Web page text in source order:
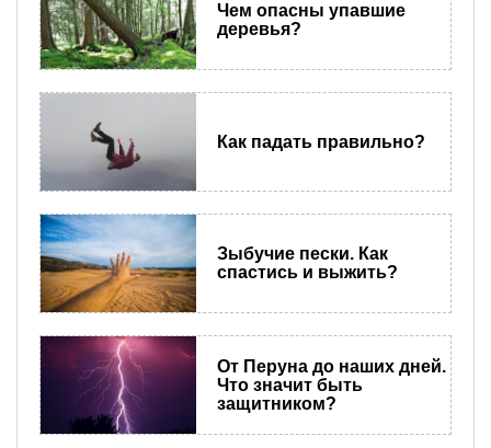
Чем опасны упавшие
деревья?
Как падать правильно?
Зыбучие пески. Как
спастись и выжить?
От Перуна до наших дней.
Что значит быть
защитником?